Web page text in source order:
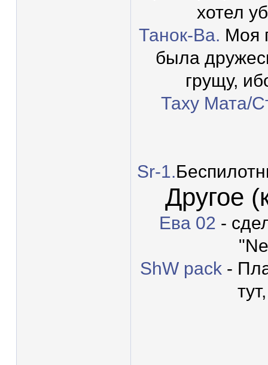
хотел
Танок-Ва. Моя
была
грущу,
Таху Мата/
Sr-1.
Другое
Ева 02 -
ShW pack-